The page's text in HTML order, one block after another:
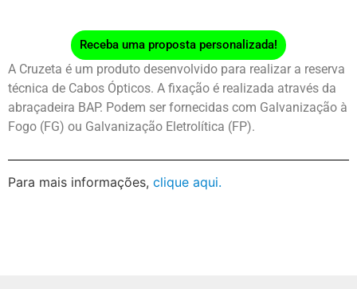
Receba uma proposta personalizada!
A Cruzeta é um produto desenvolvido para realizar a reserva
técnica de Cabos Ópticos. A fixação é realizada através da
abraçadeira BAP. Podem ser fornecidas com Galvanização à
Fogo (FG) ou Galvanização Eletrolítica (FP).
Para mais informações, clique aqui.